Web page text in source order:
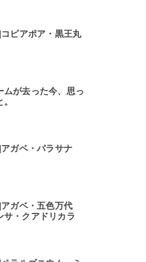
ピアポア・黒王丸
ムが去った今、思っ
ガベ・パラサナ
ガベ・五色万代
サ・クアドリカラ